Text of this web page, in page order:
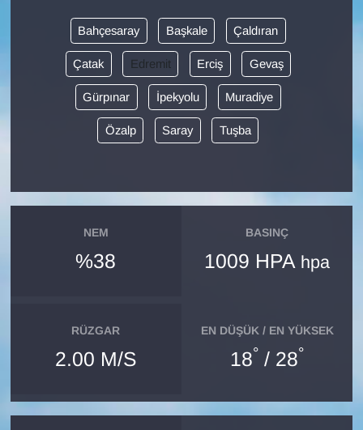
Bahçesaray Başkale Çaldıran
Çatak Edremit Erciş Gevaş
Gürpınar İpekyolu Muradiye
Özalp Saray Tuşba
NEM
%38
BASINÇ
1009 HPA hpa
RÜZGAR
2.00 M/S
EN DÜŞÜK / EN YÜKSEK
18° / 28°
GENEL
Güncel
Gündem
HABERDE İNSAN
İngilizce
Kadın
Kim Kimdir?